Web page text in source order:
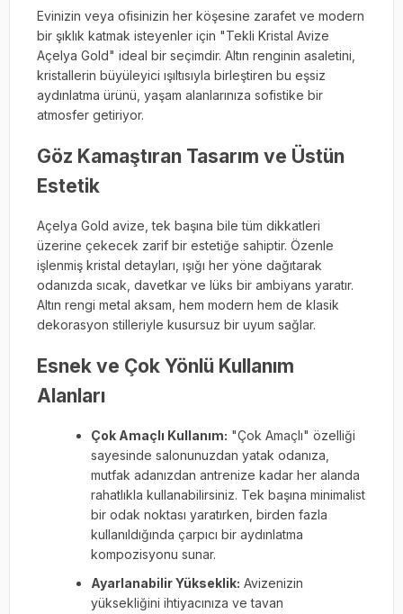
Evinizin veya ofisinizin her köşesine zarafet ve modern
bir şıklık katmak isteyenler için "Tekli Kristal Avize
Açelya Gold" ideal bir seçimdir. Altın renginin asaletini,
kristallerin büyüleyici ışıltısıyla birleştiren bu eşsiz
aydınlatma ürünü, yaşam alanlarınıza sofistike bir
atmosfer getiriyor.
Göz Kamaştıran Tasarım ve Üstün
Estetik
Açelya Gold avize, tek başına bile tüm dikkatleri
üzerine çekecek zarif bir estetiğe sahiptir. Özenle
işlenmiş kristal detayları, ışığı her yöne dağıtarak
odanızda sıcak, davetkar ve lüks bir ambiyans yaratır.
Altın rengi metal aksam, hem modern hem de klasik
dekorasyon stilleriyle kusursuz bir uyum sağlar.
Esnek ve Çok Yönlü Kullanım
Alanları
Çok Amaçlı Kullanım: "Çok Amaçlı" özelliği
sayesinde salonunuzdan yatak odanıza,
mutfak adanızdan antrenize kadar her alanda
rahatlıkla kullanabilirsiniz. Tek başına minimalist
bir odak noktası yaratırken, birden fazla
kullanıldığında çarpıcı bir aydınlatma
kompozisyonu sunar.
Ayarlanabilir Yükseklik: Avizenizin
yüksekliğini ihtiyacınıza ve tavan